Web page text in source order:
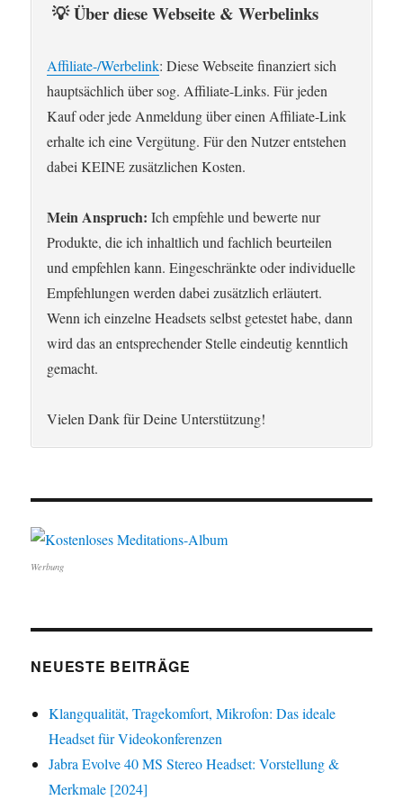
💡 Über diese Webseite & Werbelinks
Affiliate-/Werbelink: Diese Webseite finanziert sich
hauptsächlich über sog. Affiliate-Links. Für jeden
Kauf oder jede Anmeldung über einen Affiliate-Link
erhalte ich eine Vergütung. Für den Nutzer entstehen
dabei KEINE zusätzlichen Kosten.
Mein Anspruch: Ich empfehle und bewerte nur
Produkte, die ich inhaltlich und fachlich beurteilen
und empfehlen kann. Eingeschränkte oder individuelle
Empfehlungen werden dabei zusätzlich erläutert.
Wenn ich einzelne Headsets selbst getestet habe, dann
wird das an entsprechender Stelle eindeutig kenntlich
gemacht.
Vielen Dank für Deine Unterstützung!
Werbung
NEUESTE BEITRÄGE
Klangqualität, Tragekomfort, Mikrofon: Das ideale
Headset für Videokonferenzen
Jabra Evolve 40 MS Stereo Headset: Vorstellung &
Merkmale [2024]